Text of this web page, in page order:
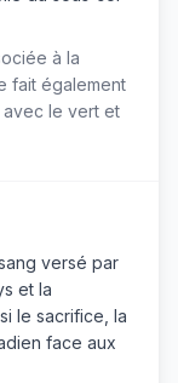
à la
fait également
le vert et
versé par
et la
le sacrifice, la
face aux